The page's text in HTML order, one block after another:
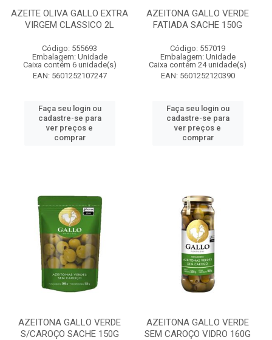
AZEITE OLIVA GALLO EXTRA
VIRGEM CLASSICO 2L
Código: 555693
Embalagem: Unidade
Caixa contém 6 unidade(s)
EAN: 5601252107247
Faça seu login ou
cadastre-se para
ver preços e
comprar
AZEITONA GALLO VERDE
FATIADA SACHE 150G
Código: 557019
Embalagem: Unidade
Caixa contém 24 unidade(s)
EAN: 5601252120390
Faça seu login ou
cadastre-se para
ver preços e
comprar
AZEITONA GALLO VERDE
S/CAROÇO SACHE 150G
AZEITONA GALLO VERDE
SEM CAROÇO VIDRO 160G